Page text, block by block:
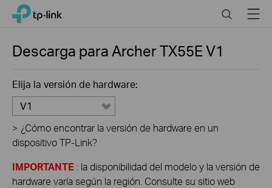
Click
navigation
TP-Link, Reliably Smart SearchMenu
Descarga paraArcher TX55EV1
Elija la versión de hardware:
V1
> ¿Cómo encontrar la versión de hardware en un
dispositivo TP-Link?
IMPORTANTE : la disponibilidad del modelo y la versión de
hardware varía según la región. Consulte su sitio web